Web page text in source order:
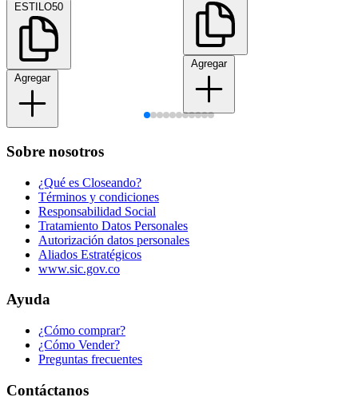
ESTILO50
Agregar
Agregar
Sobre nosotros
¿Qué es Closeando?
Términos y condiciones
Responsabilidad Social
Tratamiento Datos Personales
Autorización datos personales
Aliados Estratégicos
www.sic.gov.co
Ayuda
¿Cómo comprar?
¿Cómo Vender?
Preguntas frecuentes
Contáctanos